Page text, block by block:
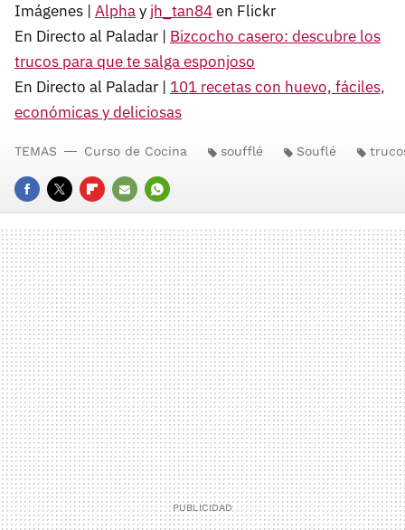
Imágenes | Alphay jh_tan84en Flickr
En Directo al Paladar | Bizcocho casero: descubre los
trucos para que te salga esponjoso
En Directo al Paladar | 101 recetas con huevo, fáciles,
económicas y deliciosas
FACEBOOK
TWITTERFLIPBOARD
E-
MAIL
WHATSAPP
TEMAS Curso de Cocina soufflé Souflé